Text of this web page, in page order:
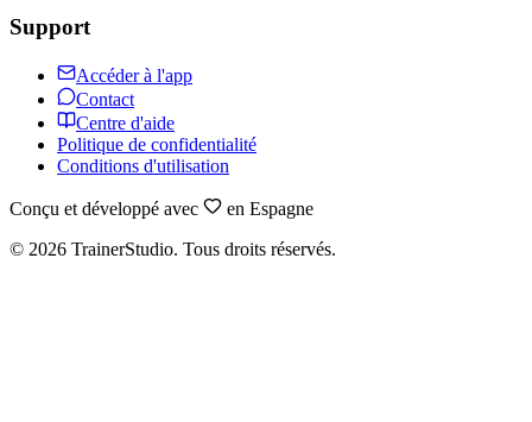
Support
Accéder à l'app
Contact
Centre d'aide
Politique de confidentialité
Conditions d'utilisation
Conçu et développé avec
en Espagne
© 2026 TrainerStudio. Tous droits réservés.